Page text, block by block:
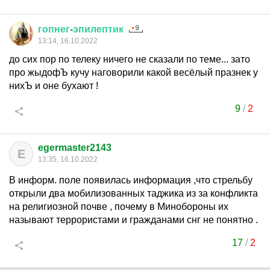
гопнег-эпилептик
13:14, 16.10.2022
до сих пор по телеку ничего не сказали по теме... зато
про жыдофЪ кучу наговорили какой весёлый празнек у
нихЪ и оне бухают !
9/ 2
E egermaster2143
13:35, 16.10.2022
В информ. поле появилась информация ,что стрельбу
открыли два мобилизованных таджика из за конфликта
на религиозной почве , почему в Минобороны их
называют террористами и гражданами снг не понятно .
17 / 2